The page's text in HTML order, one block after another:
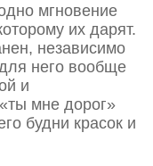
мгновение
их дарят.
независимо
него вообще
и
мне дорог»
будни красок и